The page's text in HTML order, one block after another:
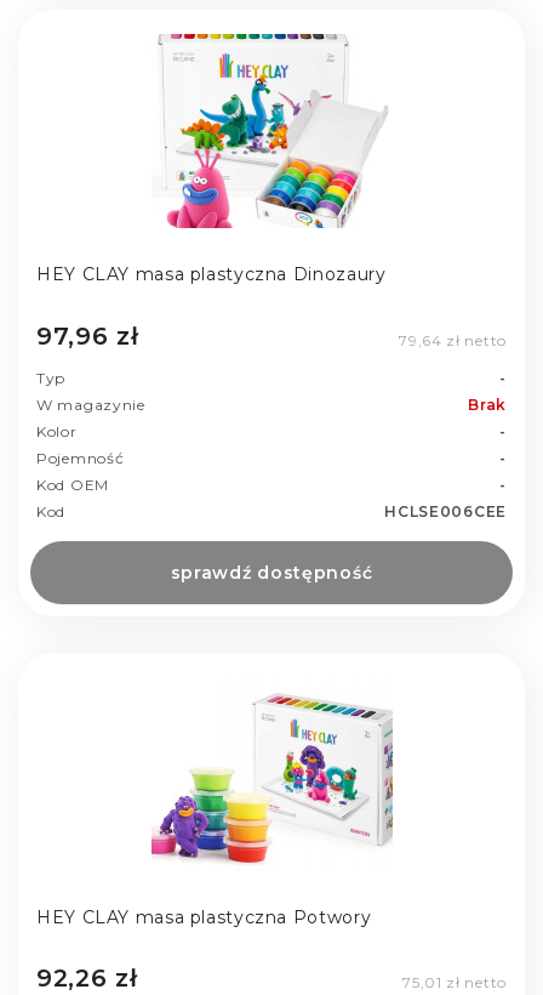
HEY CLAY masa plastyczna Dinozaury
97,96 zł 79,64 zł netto
Typ
-
W magazynie
Brak
Kolor
-
Pojemność
-
Kod OEM
-
Kod
HCLSE006CEE
sprawdź dostępność
HEY CLAY masa plastyczna Potwory
92,26 zł 75,01 zł netto